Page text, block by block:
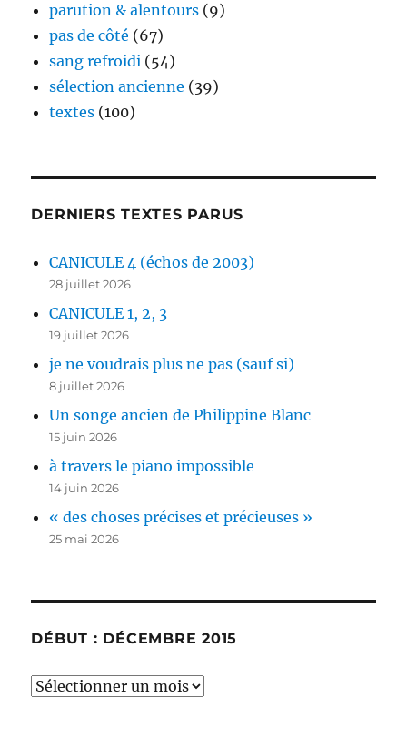
parution & alentours (9)
pas de côté (67)
sang refroidi (54)
sélection ancienne (39)
textes (100)
DERNIERS TEXTES PARUS
CANICULE 4 (échos de 2003)
28 juillet 2026
CANICULE 1, 2, 3
19 juillet 2026
je ne voudrais plus ne pas (sauf si)
8 juillet 2026
Un songe ancien de Philippine Blanc
15 juin 2026
à travers le piano impossible
14 juin 2026
« des choses précises et précieuses »
25 mai 2026
DÉBUT : DÉCEMBRE 2015
début